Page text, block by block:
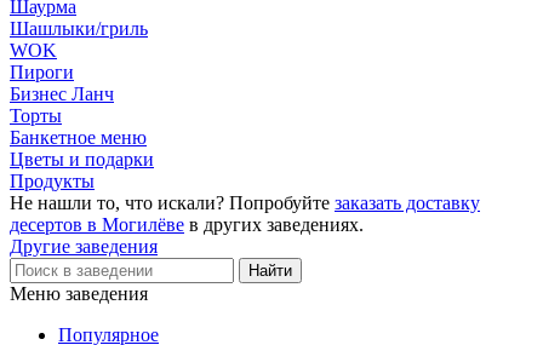
Шаурма
Шашлыки/гриль
WOK
Пироги
Бизнес Ланч
Торты
Банкетное меню
Цветы и подарки
Продукты
Не нашли то, что искали? Попробуйте заказать доставку
десертов в Могилёве в других заведениях.
Другие заведения
Меню заведения
Популярное